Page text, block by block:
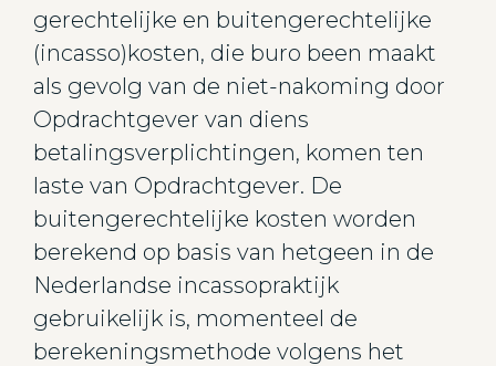
gerechtelijke en buitengerechtelijke
(incasso)kosten, die buro been maakt
als gevolg van de niet-nakoming door
Opdrachtgever van diens
betalingsverplichtingen, komen ten
laste van Opdrachtgever. De
buitengerechtelijke kosten worden
berekend op basis van hetgeen in de
Nederlandse incassopraktijk
gebruikelijk is, momenteel de
berekeningsmethode volgens het